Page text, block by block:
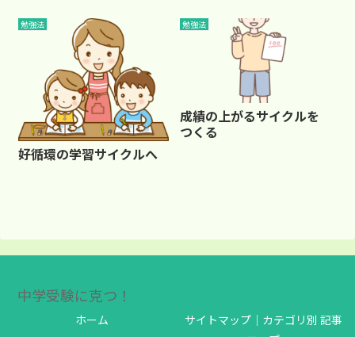
勉強法
好循環の学習サイクルへ
勉強法
成績の上がるサイクルを
つくる
中学受験に克つ！
ホーム
サイトマップ｜カテゴリ別 記事